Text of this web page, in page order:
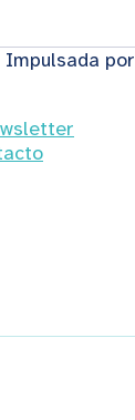
Impulsada por